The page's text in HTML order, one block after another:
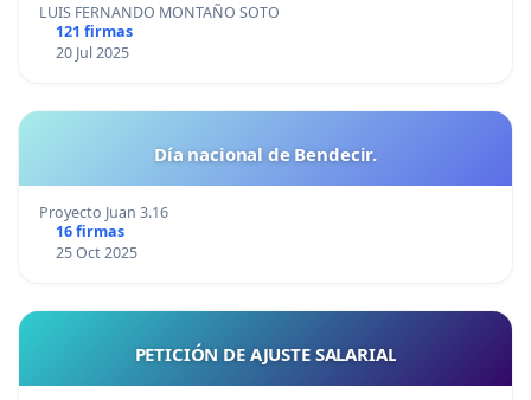
LUIS FERNANDO MONTAÑO SOTO
121 firmas
20 Jul 2025
Día nacional de Bendecir.
Proyecto Juan 3.16
16 firmas
25 Oct 2025
PETICIÓN DE AJUSTE SALARIAL